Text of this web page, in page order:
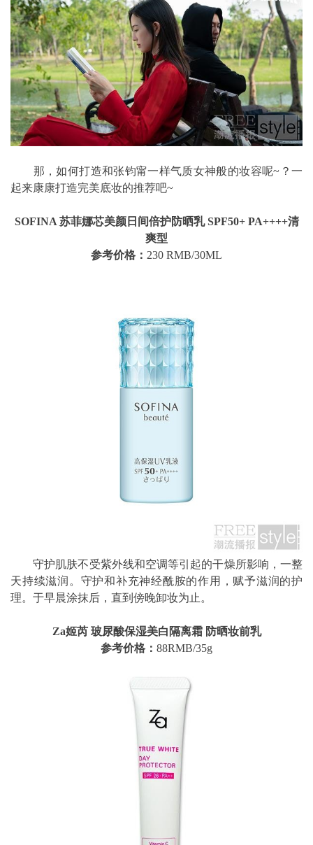
那，如何打造和张钧甯一样气质女神般的妆容呢~？一
起来康康打造完美底妆的推荐吧~
SOFINA 苏菲娜芯美颜日间倍护防晒乳 SPF50+ PA++++清
爽型
参考价格： 230 RMB/30ML
守护肌肤不受紫外线和空调等引起的干燥所影响，一整
天持续滋润。守护和补充神经酰胺的作用，赋予滋润的护
理。于早晨涂抹后，直到傍晚卸妆为止。
Za姬芮 玻尿酸保湿美白隔离霜 防晒妆前乳
参考价格： 88RMB/35g